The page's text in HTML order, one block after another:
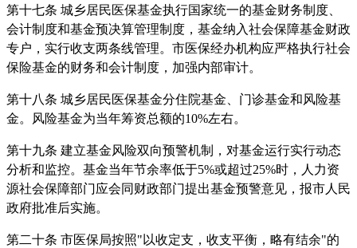
第十七条 城乡居民医保基金执行国家统一的基金财务制度、
会计制度和基金预决算管理制度，基金纳入社会保障基金财政
专户，实行收支两条线管理。市医保经办机构应严格执行社会
保险基金的财务和会计制度，加强内部审计。
第十八条 城乡居民医保基金分住院基金、门诊基金和风险基
金。风险基金为当年筹资总额的10%左右。
第十九条 建立基金风险双向预警机制，对基金运行实行动态
分析和监控。基金当年节余率低于5%或超过25%时，人力资
源社会保障部门应会同财政部门提出基金预警意见，报市人民
政府批准后实施。
第二十条 市医保局按照"以收定支，收支平衡，略有结余"的